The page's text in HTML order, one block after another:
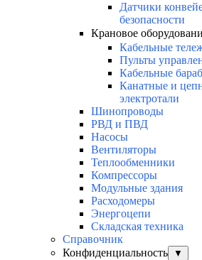
Датчики
безопасности
Крановое
Кабельные
Пульты
Кабельные
Канатные и
электротали
Шинопроводы
РВД и ПВД
Насосы
Вентиляторы
Теплообменники
Компрессоры
Модульные здания
Расходомеры
Энергоцепи
Складская техника
Справочник
Конфиденциальность
▼